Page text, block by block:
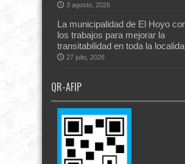
3 agosto, 2026
La municipalidad de El Hoyo
los trabajos para mejorar la
transitabilidad en toda la
27 julio, 2026
QR-AFIP